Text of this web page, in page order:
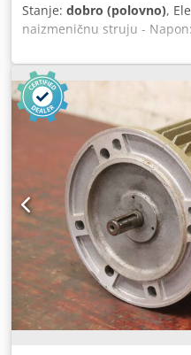
Stanje: dobro (polovno),
naizmeničnu struju -
Obrtaji: 2860 o/min -
Eohekr - Građevinski oblik:
Količina: dostupna 3
Dimenzije: 230/210/V195